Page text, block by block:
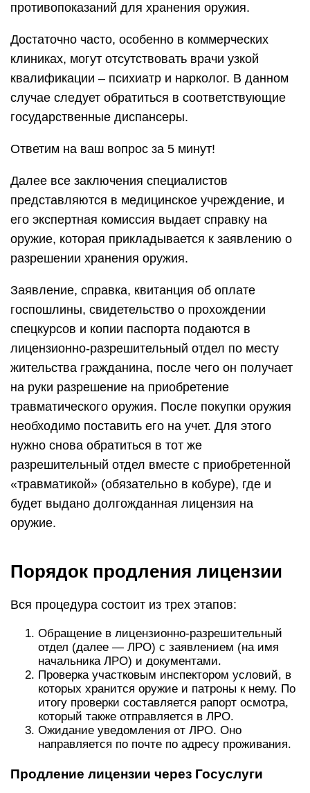
противопоказаний для хранения оружия.
Достаточно часто, особенно в коммерческих
клиниках, могут отсутствовать врачи узкой
квалификации – психиатр и нарколог. В данном
случае следует обратиться в соответствующие
государственные диспансеры.
Ответим на ваш вопрос за 5 минут!
Далее все заключения специалистов
представляются в медицинское учреждение, и
его экспертная комиссия выдает справку на
оружие, которая прикладывается к заявлению о
разрешении хранения оружия.
Заявление, справка, квитанция об оплате
госпошлины, свидетельство о прохождении
спецкурсов и копии паспорта подаются в
лицензионно-разрешительный отдел по месту
жительства гражданина, после чего он получает
на руки разрешение на приобретение
травматического оружия. После покупки оружия
необходимо поставить его на учет. Для этого
нужно снова обратиться в тот же
разрешительный отдел вместе с приобретенной
«травматикой» (обязательно в кобуре), где и
будет выдано долгожданная лицензия на
оружие.
Порядок продления лицензии
Вся процедура состоит из трех этапов:
Обращение в лицензионно-разрешительный
отдел (далее — ЛРО) с заявлением (на имя
начальника ЛРО) и документами.
Проверка участковым инспектором условий, в
которых хранится оружие и патроны к нему. По
итогу проверки составляется рапорт осмотра,
который также отправляется в ЛРО.
Ожидание уведомления от ЛРО. Оно
направляется по почте по адресу проживания.
Продление лицензии через Госуслуги